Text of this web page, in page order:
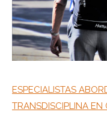
ESPECIALISTAS
TRANSDISCIPLINA EN